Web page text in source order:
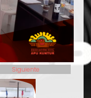
Siguiente